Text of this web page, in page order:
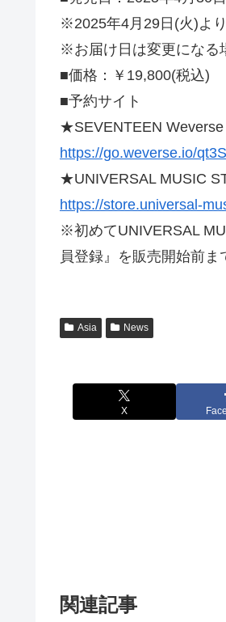
※2025年4月29日(火)よ
※お届け日は変更になる
■価格：￥19,800(税込)
■予約サイト
★SEVENTEEN Weverse
https://go.weverse.io/
★UNIVERSAL MUSIC
https://store.universal-
※初めてUNIVERSAL
員登録』を販売開始前ま
Asia News
X
関連記事